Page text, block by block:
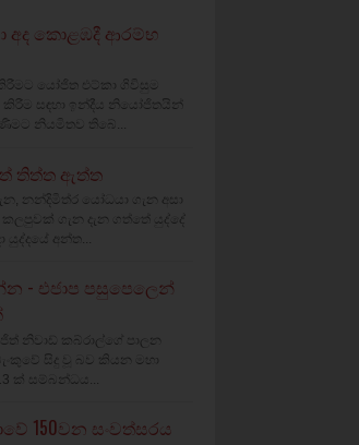
අද කොළඹදී ආරම්භ
යෝජිත එට්කා ගිවිසුම
සඳහා ඉන්දීය නියෝජිතයින්
නියමිතව තිබේ...
තිත්ත ඇත්ත
නන්දිමිත්ර යෝධයා ගැන අසා
ගැන දැන ගත්තේ යුද්දේ
යුද්දයේ අන්ත...
- එජාප පසුපෙලෙන්
නිවාඩ් කබ්රාල්ගේ පාලන
සිදු වූ බව කියන මහා
ක් සම්බන්ධය...
150වන සංවත්සරය